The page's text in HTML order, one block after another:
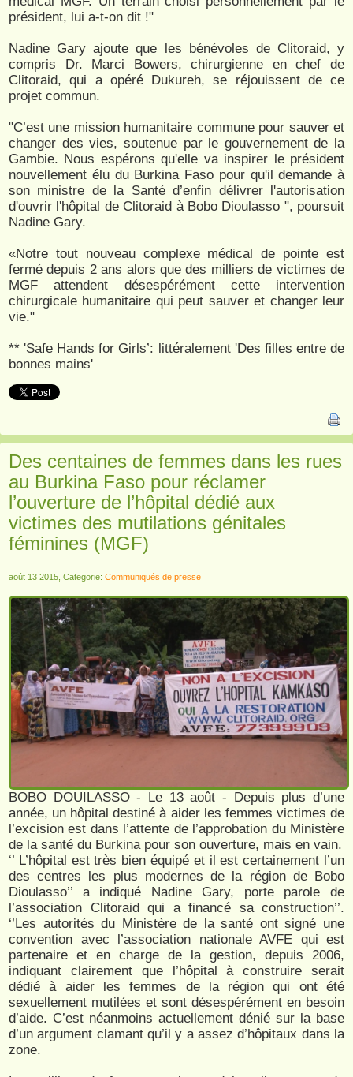
président, lui a-t-on dit !"
Nadine Gary ajoute que les bénévoles de Clitoraid, y
compris Dr. Marci Bowers, chirurgienne en chef de
Clitoraid, qui a opéré Dukureh, se réjouissent de ce
projet commun.
"C’est une mission humanitaire commune pour sauver et
changer des vies, soutenue par le gouvernement de la
Gambie. Nous espérons qu'elle va inspirer le président
nouvellement élu du Burkina Faso pour qu'il demande à
son ministre de la Santé d’enfin délivrer l'autorisation
d'ouvrir l'hôpital de Clitoraid à Bobo Dioulasso ", poursuit
Nadine Gary.
«Notre tout nouveau complexe médical de pointe est
fermé depuis 2 ans alors que des milliers de victimes de
MGF attendent désespérément cette intervention
chirurgicale humanitaire qui peut sauver et changer leur
vie."
** 'Safe Hands for Girls’: littéralement 'Des filles entre de
bonnes mains'
Des centaines de femmes dans les rues
au Burkina Faso pour réclamer
l’ouverture de l’hôpital dédié aux
victimes des mutilations génitales
féminines (MGF)
août 13 2015, Categorie: Communiqués de presse
BOBO DOUILASSO - Le 13 août - Depuis plus d’une
année, un hôpital destiné à aider les femmes victimes de
l’excision est dans l’attente de l’approbation du Ministère
de la santé du Burkina pour son ouverture, mais en vain.
‘’ L’hôpital est très bien équipé et il est certainement l’un
des centres les plus modernes de la région de Bobo
Dioulasso’’ a indiqué Nadine Gary, porte parole de
l’association Clitoraid qui a financé sa construction’’.
‘’Les autorités du Ministère de la santé ont signé une
convention avec l’association nationale AVFE qui est
partenaire et en charge de la gestion, depuis 2006,
indiquant clairement que l’hôpital à construire serait
dédié à aider les femmes de la région qui ont été
sexuellement mutilées et sont désespérément en besoin
d’aide. C’est néanmoins actuellement dénié sur la base
d’un argument clamant qu’il y a assez d’hôpitaux dans la
zone.